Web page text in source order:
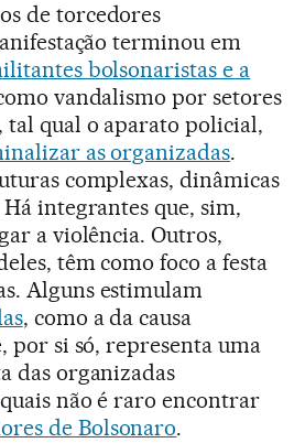
de torcedores
terminou em
bolsonaristas e a
vandalismo por setores
tal qual o aparato policial,
as organizadas.
complexas, dinâmicas
integrantes que, sim,
a violência. Outros,
têm como foco a festa
Alguns estimulam
, como a da causa
por si só, representa uma
das organizadas
não é raro encontrar
de Bolsonaro.